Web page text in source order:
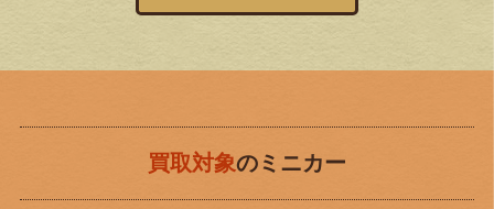
買取対象のミニカー